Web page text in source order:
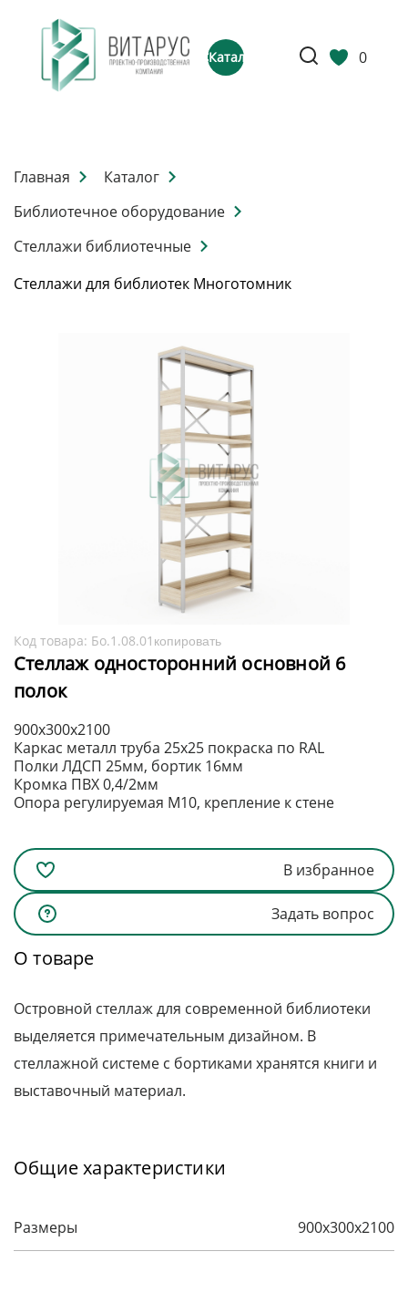
Каталог 0
Главная
Каталог
Библиотечное оборудование
Стеллажи библиотечные
Стеллажи для библиотек Многотомник
Код товара: Бо.1.08.01 копировать
Стеллаж односторонний основной 6
полок
Каркас металл труба 25х25 покраска по RAL
Полки ЛДСП 25мм, бортик 16мм
Кромка ПВХ 0,4/2мм
Опора регулируемая М10, крепление к стене
900х300х2100
В избранное
Задать вопрос
О товаре
Островной стеллаж для современной библиотеки
выделяется примечательным дизайном. В
стеллажной системе с бортиками хранятся книги и
выставочный материал.
Общие характеристики
Размеры 900х300х2100